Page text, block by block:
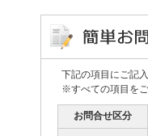
下記の項目にご記
※すべての項目をご
お問合せ区分